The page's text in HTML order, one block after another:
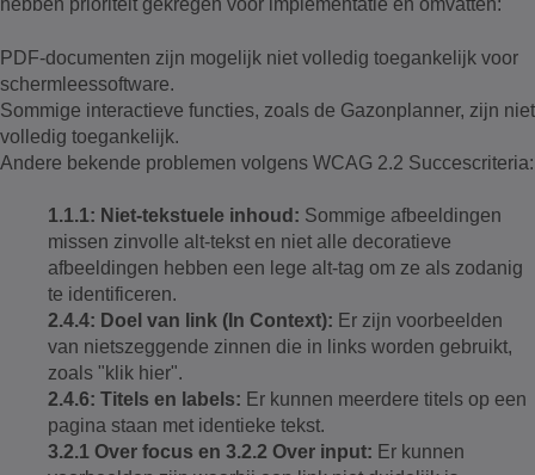
hebben prioriteit gekregen voor implementatie en omvatten:
PDF-documenten zijn mogelijk niet volledig toegankelijk voor
schermleessoftware.
Sommige interactieve functies, zoals de Gazonplanner, zijn niet
volledig toegankelijk.
Andere bekende problemen volgens WCAG 2.2 Succescriteria:
1.1.1: Niet-tekstuele inhoud: Sommige afbeeldingen
missen zinvolle alt-tekst en niet alle decoratieve
afbeeldingen hebben een lege alt-tag om ze als zodanig
te identificeren.
2.4.4: Doel van link (In Context): Er zijn voorbeelden
van nietszeggende zinnen die in links worden gebruikt,
zoals "klik hier".
2.4.6: Titels en labels: Er kunnen meerdere titels op een
pagina staan met identieke tekst.
3.2.1 Over focus en 3.2.2 Over input: Er kunnen